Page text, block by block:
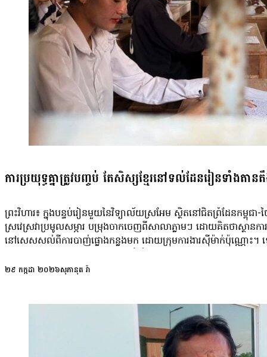
ការប្រយុទ្ធគ្នាត្រូវបញ្ចប់ តែសិស្សខ្មែរនៅទល់ដែនរៀនទាំងតា
ព្រះវិហារ៖ ក្នុងបន្ទប់រៀនមួយនៃវិទ្យាល័យស្រអែម ស្ថិតនៅជិតព្រំដែនកម្
ស្រវេស្រវាប្រមូលសម្ភារ បម្រុងចាកចេញពីសាលាភ្លាមៗ ដោយគិតថាស្ថានក
នៅសេសសល់ពីការបាញ់ផ្លោងកន្លងមក ដោយក្រុមការងារស៊ីម៉ាក់ប៉ុណ្ណោះ។
ព្រួយបារម្ភ និងពិបាកផ្ដោតលើមេរៀន ជាពិសេសនៅពេលទទួលបានព័ត៌មាន
ផ្សេងៗ នៅពេលដែលគេបង្ហោះថា ថ្ងៃនេះ ខ្ញុំត្រូវត្រៀមកន្លែងនេះហើយ
ក៏អាចធ្វើឱ្យសិស្សមួយចំនួនមានអារម្មណ៍តក់ស្លុតផងដែរ។ ដើម្បីជួយកាត់
ការណ៍គ្រោះថ្នាក់កើតឡើង កងកម្លាំងនៅជួរមុខនឹងផ្ដល់ព័ត៌មានជាមុ
ឪពុកជាទាហាននៅជួរមុខ។ សម្រាប់សិស្សក្រុមនេះ លោកថា ការព្រួយបា
២៩ កក្កដា ២០២៦សុភានុត វ៉ា